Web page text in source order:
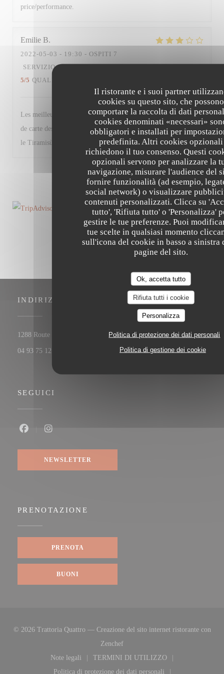
Il ristorante e i suoi partner
cookies su questo sito, che possono
comportare la raccolta di dati
cookies denominati «necessari»
obbligatori e installati per
predefinita. Altri cookies opzionali
richiedono il tuo consenso. Questi
opzionali servono per analizzare la
navigazione, misurare l'audience del
fornire funzionalità (ad esempio,
social network) o visualizzare
contenuti personalizzati. Clicca su
tutto', 'Rifiuta tutto' o 'Personalizza'
gestire le tue preferenze. Puoi
tue scelte in qualsiasi momento
sull'icona del cookie in basso a sinistra
pagine del sito.
Ok, accetta tutto
Rifiuta tutti i cookie
Personalizza
Politica di protezione dei dati personali
Politica di gestione dei cookie
price/performance.
Emilie B
2022-05-03 - 19:30 - OSPITI 7
SERVIZIO:
5/5 QUALITÀ / PREZZO
Les meilleurs plats n’étaient déjà plus disponibles + changement
de carte des desserts (moins de choix et produits basiques à part
le Tiramisù). Très bon restaurant malgré tout.
1 2 3
INDIRIZZO
1288 Route de Cannes 06560 Valbonne((apre una nuova finestra))
04 93 75 12 56
SEGUICI
NEWSLETTER
PRENOTAZIONE
PRENOTA
BUONI
© 2026 Trattoria Quattro — Creazione del sito internet ristorante con
Zenchef((apre una nuova finestra))
Note legali
((apre una nuova finestra))
TERMINI DI UTILIZZO
((apre una nuova finestra))
Politica di protezione dei dati personali